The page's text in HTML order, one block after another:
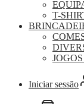
T-
Iniciar sessão